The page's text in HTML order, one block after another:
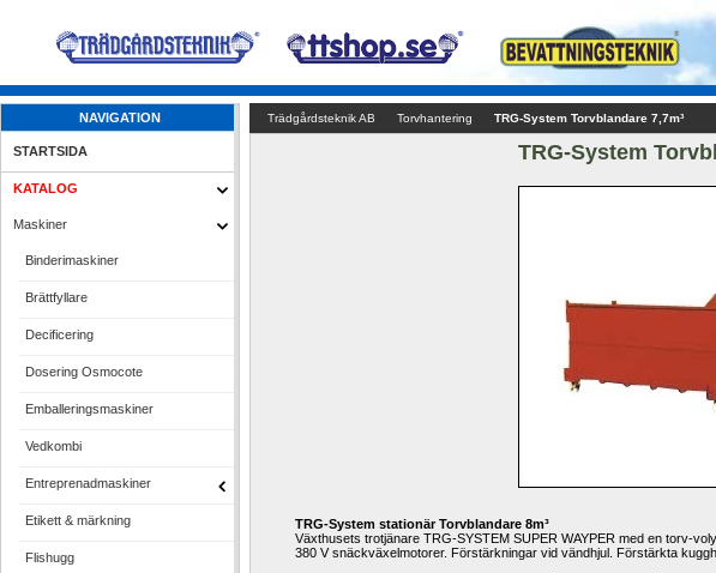
NAVIGATION
STARTSIDA
KATALOG
Maskiner
Binderimaskiner
Brättfyllare
Decificering
Dosering Osmocote
Emballeringsmaskiner
Vedkombi
Entreprenadmaskiner
Etikett & märkning
Flishugg
Trädgårdsteknik AB Torvhantering TRG-System Torvblandare 7,7m³
TRG-System
TRG-System stationär Torvblandare 8m³
Växthusets trotjänare TRG-SYSTEM SUPER WAYPER med en torv-
380 V snäckväxelmotorer. Förstärkningar vid vändhjul. Förstärkta